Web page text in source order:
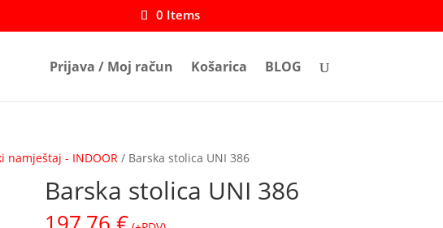
0 Items
Prijava / Moj račun Košarica BLOG
namještaj - INDOOR / Barska stolica UNI 386
Barska stolica UNI 386